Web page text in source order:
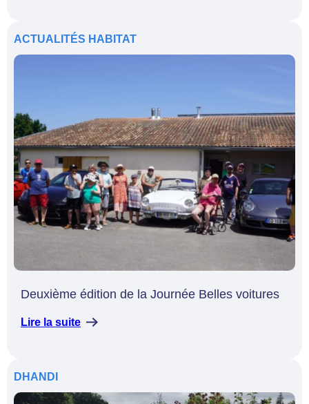
ACTUALITÉS HABITAT
Deuxième édition de la Journée Belles voitures
Lire la suite
DHANDI